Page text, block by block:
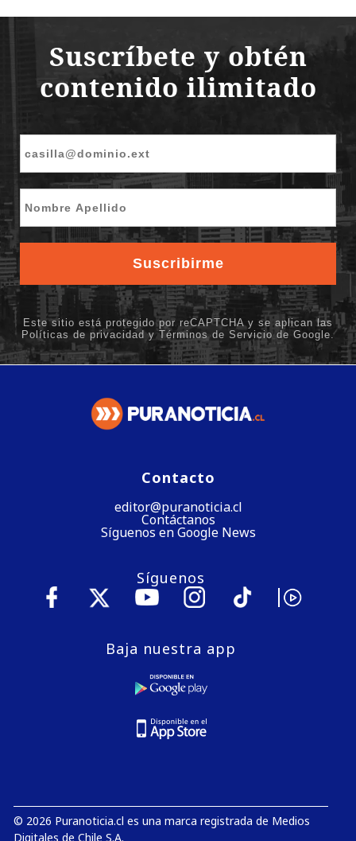
Contacto
editor@puranoticia.cl
Contáctanos
Síguenos en Google News
Síguenos
Baja nuestra app
© 2026 Puranoticia.cl es una marca registrada de Medios
Digitales de Chile S.A.